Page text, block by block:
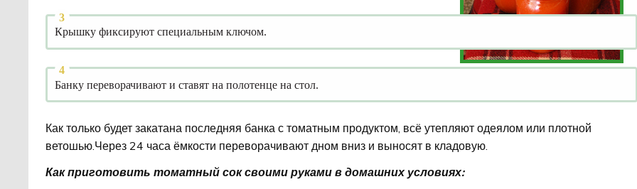
Крышку фиксируют специальным ключом.
Банку переворачивают и ставят на полотенце на стол.
Как только будет закатана последняя банка с томатным продуктом, всё утепляют одеялом или плотной
ветошью.Через 24 часа ёмкости переворачивают дном вниз и выносят в кладовую.
Как приготовить томатный сок своими руками в домашних условиях: